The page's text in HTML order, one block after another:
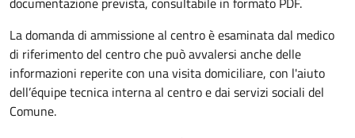
La domanda di ammissione al centro è esaminata dal medico
di riferimento del centro che può avvalersi anche delle
informazioni reperite con una visita domiciliare, con l'aiuto
dell’équipe tecnica interna al centro e dai servizi sociali del
Comune.